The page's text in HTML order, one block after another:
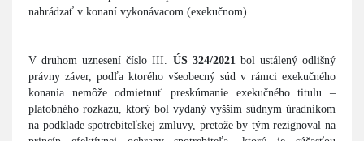
nahrádzať v konaní vykonávacom (exekučnom).
V druhom uznesení číslo III. ÚS 324/2021 bol ustálený odlišný
právny záver, podľa ktorého všeobecný súd v rámci exekučného
konania nemôže odmietnuť preskúmanie exekučného titulu –
platobného rozkazu, ktorý bol vydaný vyšším súdnym úradníkom
na podklade spotrebiteľskej zmluvy, pretože by tým rezignoval na